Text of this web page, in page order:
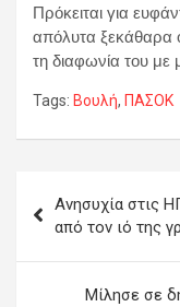
Πρόκειται για
απόλυτα ξεκάθαρα
τη διαφωνία του με
Tags: Βουλή, ΠΑΣΟΚ
άρθρων
Ανησυχία στις
από τον ιό της
Μίλησε σε